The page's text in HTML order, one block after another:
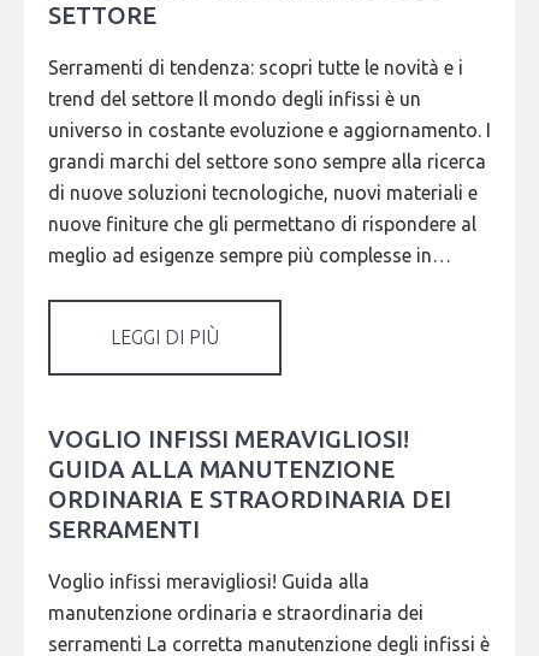
SETTORE
Serramenti di tendenza: scopri tutte le novità e i
trend del settore Il mondo degli infissi è un
universo in costante evoluzione e aggiornamento. I
grandi marchi del settore sono sempre alla ricerca
di nuove soluzioni tecnologiche, nuovi materiali e
nuove finiture che gli permettano di rispondere al
meglio ad esigenze sempre più complesse in…
LEGGI DI PIÙ
VOGLIO INFISSI MERAVIGLIOSI!
GUIDA ALLA MANUTENZIONE
ORDINARIA E STRAORDINARIA DEI
SERRAMENTI
Voglio infissi meravigliosi! Guida alla
manutenzione ordinaria e straordinaria dei
serramenti La corretta manutenzione degli infissi è